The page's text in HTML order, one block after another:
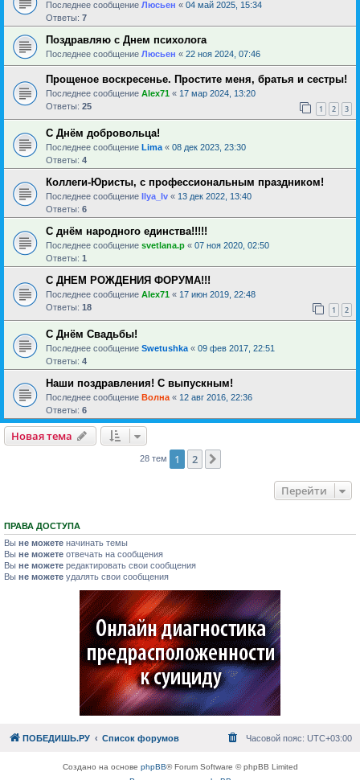
Последнее сообщение Люсьен « 04 май 2025, 15:34
Ответы: 7
Поздравляю с Днем психолога
Последнее сообщение Люсьен « 22 ноя 2024, 07:46
Прощеное воскресенье. Простите меня, братья и сестры!
Последнее сообщение Alex71 « 17 мар 2024, 13:20
Ответы: 25 1 2 3
С Днём добровольца!
Последнее сообщение Lima « 08 дек 2023, 23:30
Ответы: 4
Коллеги-Юристы, с профессиональным праздником!
Последнее сообщение Ilya_Iv « 13 дек 2022, 13:40
Ответы: 6
С днём народного единства!!!!!
Последнее сообщение svetlana.p « 07 ноя 2020, 02:50
Ответы: 1
С ДНЕМ РОЖДЕНИЯ ФОРУМА!!!
Последнее сообщение Alex71 « 17 июн 2019, 22:48
Ответы: 18 1 2
С Днём Свадьбы!
Последнее сообщение Swetushka « 09 фев 2017, 22:51
Ответы: 4
Наши поздравления! С выпускным!
Последнее сообщение Волна « 12 авг 2016, 22:36
Ответы: 6
Новая тема
28 тем 1 2
Перейти
ПРАВА ДОСТУПА
Вы не можете начинать темы
Вы не можете отвечать на сообщения
Вы не можете редактировать свои сообщения
Вы не можете удалять свои сообщения
ПОБЕДИШЬ.РУ Список форумов Часовой пояс: UTC+03:00
Создано на основе phpBB® Forum Software © phpBB Limited